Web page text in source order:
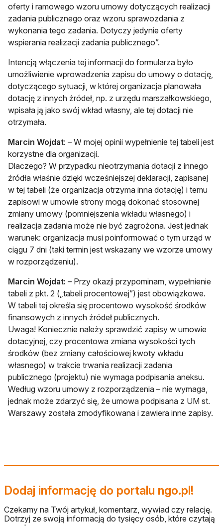
oferty i ramowego wzoru umowy dotyczących realizacji
zadania publicznego oraz wzoru sprawozdania z
wykonania tego zadania. Dotyczy jedynie oferty
wspierania realizacji zadania publicznego”.
Intencją włączenia tej informacji do formularza było
umożliwienie wprowadzenia zapisu do umowy o dotację,
dotyczącego sytuacji, w której organizacja planowała
dotację z innych źródeł, np. z urzędu marszałkowskiego,
wpisała ją jako swój wkład własny, ale tej dotacji nie
otrzymała.
Marcin Wojdat: – W mojej opinii wypełnienie tej tabeli jest
korzystne dla organizacji.
Dlaczego? W przypadku nieotrzymania dotacji z innego
źródła właśnie dzięki wcześniejszej deklaracji, zapisanej
w tej tabeli (że organizacja otrzyma inna dotację) i temu
zapisowi w umowie strony mogą dokonać stosownej
zmiany umowy (pomniejszenia wkładu własnego) i
realizacja zadania może nie być zagrożona. Jest jednak
warunek: organizacja musi poinformować o tym urząd w
ciągu 7 dni (taki termin jest wskazany we wzorze umowy
w rozporządzeniu).
Marcin Wojdat: – Przy okazji przypominam, wypełnienie
tabeli z pkt. 2 („tabeli procentowej”) jest obowiązkowe.
W tabeli tej określa się procentowo wysokość środków
finansowych z innych źródeł publicznych.
Uwaga! Koniecznie należy sprawdzić zapisy w umowie
dotacyjnej, czy procentowa zmiana wysokości tych
środków (bez zmiany całościowej kwoty wkładu
własnego) w trakcie trwania realizacji zadania
publicznego (projektu) nie wymaga podpisania aneksu.
Według wzoru umowy z rozporządzenia – nie wymaga,
jednak może zdarzyć się, że umowa podpisana z UM st.
Warszawy została zmodyfikowana i zawiera inne zapisy.
Dodaj informację do portalu ngo.pl!
Czekamy na Twój artykuł, komentarz, wywiad czy relację.
Dotrzyj ze swoją informacją do tysięcy osób, które czytają